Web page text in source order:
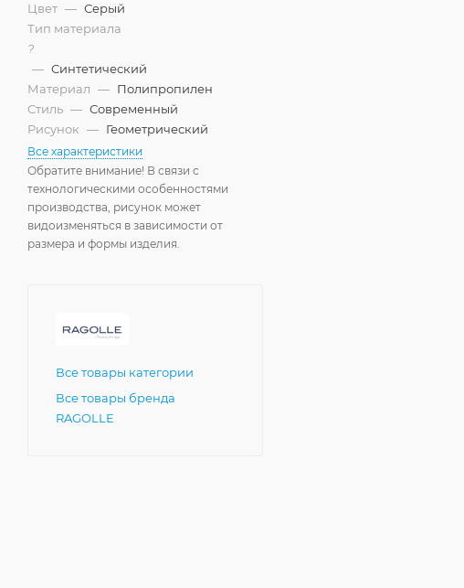
Цвет — Серый
Тип материала
?
— Синтетический
Материал — Полипропилен
Стиль — Современный
Рисунок — Геометрический
Все характеристики
Обратите внимание! В связи с
технологическими особенностями
производства, рисунок может
видоизменяться в зависимости от
размера и формы изделия.
Все товары категории
Все товары бренда
RAGOLLE